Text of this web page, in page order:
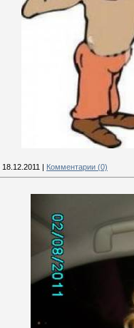
18.12.2011 Комментарии (0)